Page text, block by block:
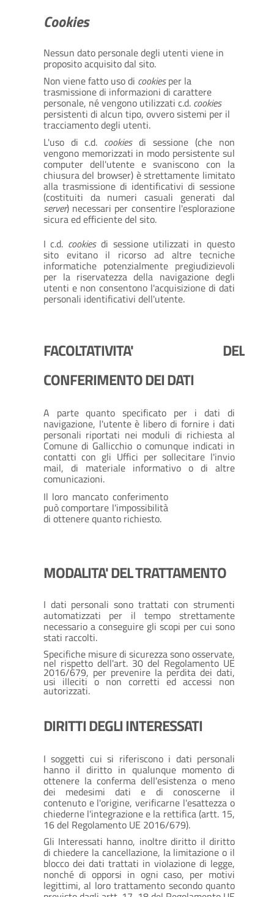
Cookies
Nessun dato personale degli utenti viene in
proposito acquisito dal sito.
Non viene fatto uso di cookiesper la
trasmissione di informazioni di carattere
personale, né vengono utilizzati c.d. cookies
persistenti di alcun tipo, ovvero sistemi per il
tracciamento degli utenti.
L'uso di c.d. cookiesdi sessione (che non
vengono memorizzati in modo persistente sul
computer dell'utente e svaniscono con la
chiusura del browser) è strettamente limitato
alla trasmissione di identificativi di sessione
(costituiti da numeri casuali generati dal
server) necessari per consentire l'esplorazione
sicura ed efficiente del sito.
I c.d. cookies di sessione utilizzati in questo
sito evitano il ricorso ad altre tecniche
informatiche potenzialmente pregiudizievoli
per la riservatezza della navigazione degli
utenti e non consentono l'acquisizione di dati
personali identificativi dell'utente.
FACOLTATIVITA' DEL
CONFERIMENTO DEI DATI
A parte quanto specificato per i dati di
navigazione, l'utente è libero di fornire i dati
personali riportati nei moduli di richiesta al
Comune di Gallicchio o comunque indicati in
contatti con gli Uffici per sollecitare l'invio
mail, di materiale informativo o di altre
comunicazioni.
Il loro mancato conferimento
può comportare l'impossibilità
di ottenere quanto richiesto.
MODALITA' DEL TRATTAMENTO
I dati personali sono trattati con strumenti
automatizzati per il tempo strettamente
necessario a conseguire gli scopi per cui sono
stati raccolti.
Specifiche misure di sicurezza sono osservate,
nel rispetto dell'art. 30 del Regolamento UE
2016/679, per prevenire la perdita dei dati,
usi illeciti o non corretti ed accessi non
autorizzati.
DIRITTI DEGLI INTERESSATI
I soggetti cui si riferiscono i dati personali
hanno il diritto in qualunque momento di
ottenere la conferma dell'esistenza o meno
dei medesimi dati e di conoscerne il
contenuto e l'origine, verificarne l'esattezza o
chiederne l'integrazione e la rettifica (artt. 15,
16 del Regolamento UE 2016/679).
Gli Interessati hanno, inoltre diritto il diritto
di chiedere la cancellazione, la limitazione o il
blocco dei dati trattati in violazione di legge,
nonché di opporsi in ogni caso, per motivi
legittimi, al loro trattamento secondo quanto